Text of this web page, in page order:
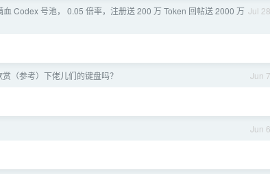
Jul 28
血 Codex 号池， 0.05 倍率，注册送 200 万 Token 回帖送 2000 万
Jun 7
（参考）下佬儿们的键盘吗？
Jun 6